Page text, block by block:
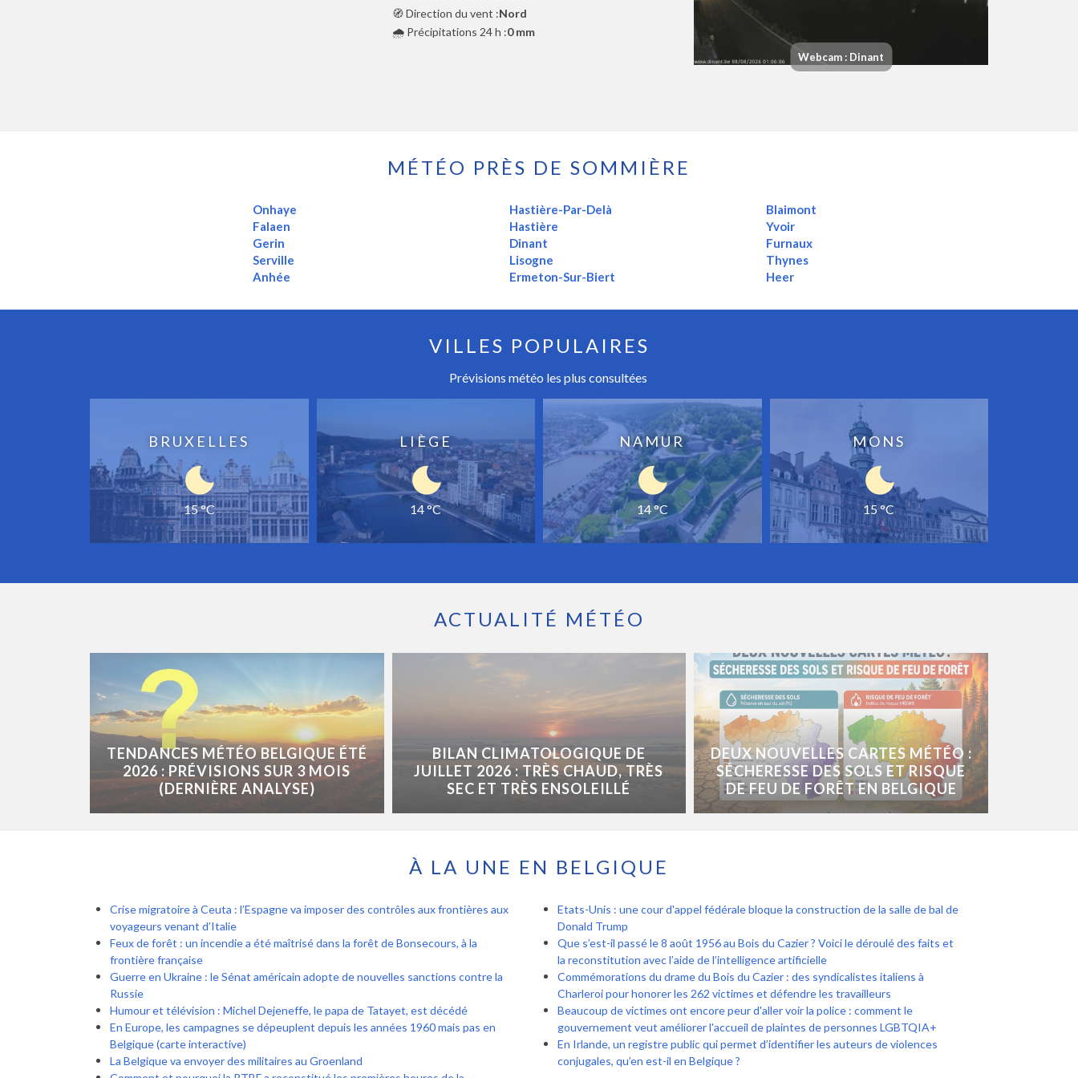
🧭 Direction du vent :Nord
🌧️ Précipitations 24 h :0 mm
Webcam : Dinant
MÉTÉO PRÈS DE SOMMIÈRE
Onhaye
Falaen
Gerin
Serville
Anhée
Hastière-Par-Delà
Hastière
Dinant
Lisogne
Ermeton-Sur-Biert
Blaimont
Yvoir
Furnaux
Thynes
Heer
VILLES POPULAIRES
Prévisions météo les plus consultées
BRUXELLES
15 °C
LIÈGE
14 °C
NAMUR
14 °C
MONS
15 °C
ACTUALITÉ MÉTÉO
TENDANCES MÉTÉO BELGIQUE ÉTÉ
2026 : PRÉVISIONS SUR 3 MOIS
(DERNIÈRE ANALYSE)
BILAN CLIMATOLOGIQUE DE
JUILLET 2026 : TRÈS CHAUD, TRÈS
SEC ET TRÈS ENSOLEILLÉ
DEUX NOUVELLES CARTES MÉTÉO :
SÉCHERESSE DES SOLS ET RISQUE
DE FEU DE FORÊT EN BELGIQUE
À LA UNE EN BELGIQUE
Crise migratoire à Ceuta : l’Espagne va imposer des contrôles aux frontières aux
voyageurs venant d’Italie
Feux de forêt : un incendie a été maîtrisé dans la forêt de Bonsecours, à la
frontière française
Guerre en Ukraine : le Sénat américain adopte de nouvelles sanctions contre la
Russie
Humour et télévision : Michel Dejeneffe, le papa de Tatayet, est décédé
En Europe, les campagnes se dépeuplent depuis les années 1960 mais pas en
Belgique (carte interactive)
La Belgique va envoyer des militaires au Groenland
Etats-Unis : une cour d'appel fédérale bloque la construction de la salle de bal de
Donald Trump
Que s’est-il passé le 8 août 1956 au Bois du Cazier ? Voici le déroulé des faits et
la reconstitution avec l’aide de l’intelligence artificielle
Commémorations du drame du Bois du Cazier : des syndicalistes italiens à
Charleroi pour honorer les 262 victimes et défendre les travailleurs
Beaucoup de victimes ont encore peur d'aller voir la police : comment le
gouvernement veut améliorer l'accueil de plaintes de personnes LGBTQIA+
En Irlande, un registre public qui permet d’identifier les auteurs de violences
conjugales, qu’en est-il en Belgique ?